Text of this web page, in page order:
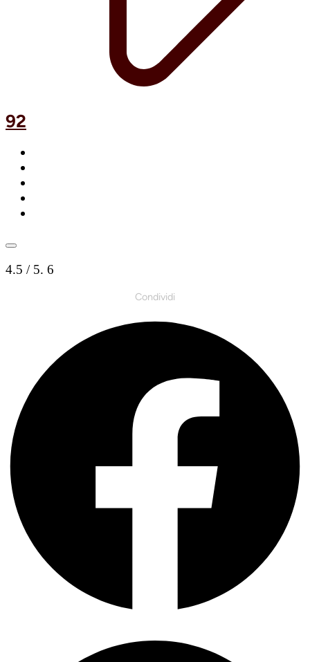
92
4.5 / 5. 6
Condividi